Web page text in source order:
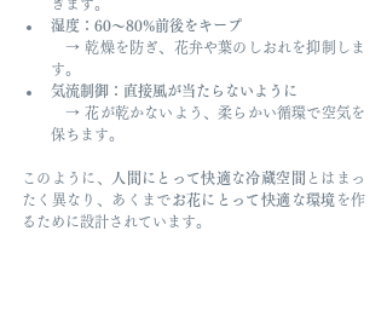
ぎます。
湿度：60〜80%前後をキープ
→ 乾燥を防ぎ、花弁や葉のしおれを抑制しま
す。
気流制御：直接風が当たらないように
→ 花が乾かないよう、柔らかい循環で空気を
保ちます。
このように、 人間にとって快適な冷蔵空間 とはまっ
たく異なり、あくまで お花にとって快適な環境 を作
るために設計されています。